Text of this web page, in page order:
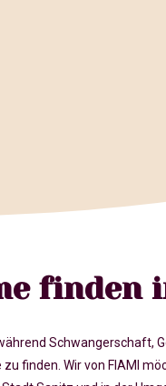
finden
Schwangerschaft,
finden. Wir von FIAMI